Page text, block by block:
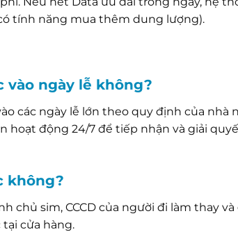
tính năng mua thêm dung lượng).
vào ngày lễ không?
các ngày lễ lớn theo quy định của nhà
hoạt động 24/7 để tiếp nhận và giải
không?
chủ sim, CCCD của người đi làm thay và
cửa hàng.